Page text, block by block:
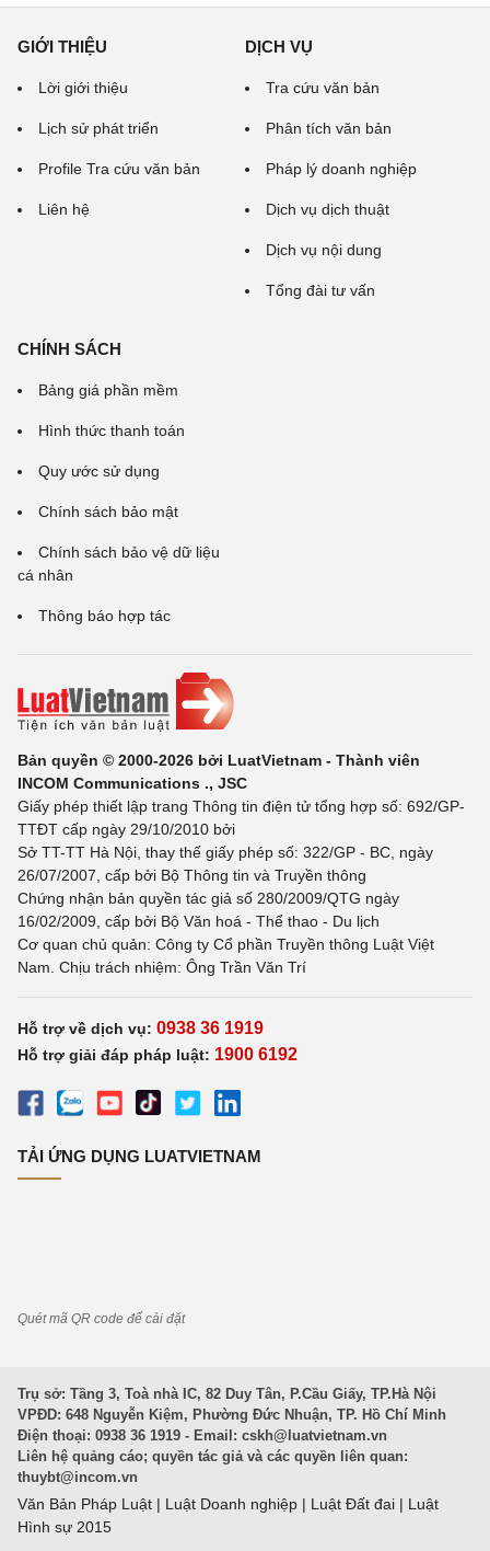
GIỚI THIỆU
Lời giới thiệu
Lịch sử phát triển
Profile Tra cứu văn bản
Liên hệ
DỊCH VỤ
Tra cứu văn bản
Phân tích văn bản
Pháp lý doanh nghiệp
Dịch vụ dịch thuật
Dịch vụ nội dung
Tổng đài tư vấn
CHÍNH SÁCH
Bảng giá phần mềm
Hình thức thanh toán
Quy ước sử dụng
Chính sách bảo mật
Chính sách bảo vệ dữ liệu
cá nhân
Thông báo hợp tác
Bản quyền © 2000-2026 bởi LuatVietnam - Thành viên
INCOM Communications ., JSC
Giấy phép thiết lập trang Thông tin điện tử tổng hợp số: 692/GP-
TTĐT cấp ngày 29/10/2010 bởi
Sở TT-TT Hà Nội, thay thế giấy phép số: 322/GP - BC, ngày
26/07/2007, cấp bởi Bộ Thông tin và Truyền thông
Chứng nhận bản quyền tác giả số 280/2009/QTG ngày
16/02/2009, cấp bởi Bộ Văn hoá - Thể thao - Du lịch
Cơ quan chủ quản: Công ty Cổ phần Truyền thông Luật Việt
Nam. Chịu trách nhiệm: Ông Trần Văn Trí
Hỗ trợ về dịch vụ: 0938 36 1919
Hỗ trợ giải đáp pháp luật: 1900 6192
TẢI ỨNG DỤNG LUATVIETNAM
Quét mã QR code để cài đặt
Trụ sở: Tầng 3, Toà nhà IC, 82 Duy Tân, P.Cầu Giấy, TP.Hà Nội
VPĐD: 648 Nguyễn Kiệm, Phường Đức Nhuận, TP. Hồ Chí Minh
Điện thoại: 0938 36 1919 - Email: cskh@luatvietnam.vn
Liên hệ quảng cáo; quyền tác giả và các quyền liên quan:
thuybt@incom.vn
Văn Bản Pháp Luật | Luật Doanh nghiệp | Luật Đất đai | Luật
Hình sự 2015